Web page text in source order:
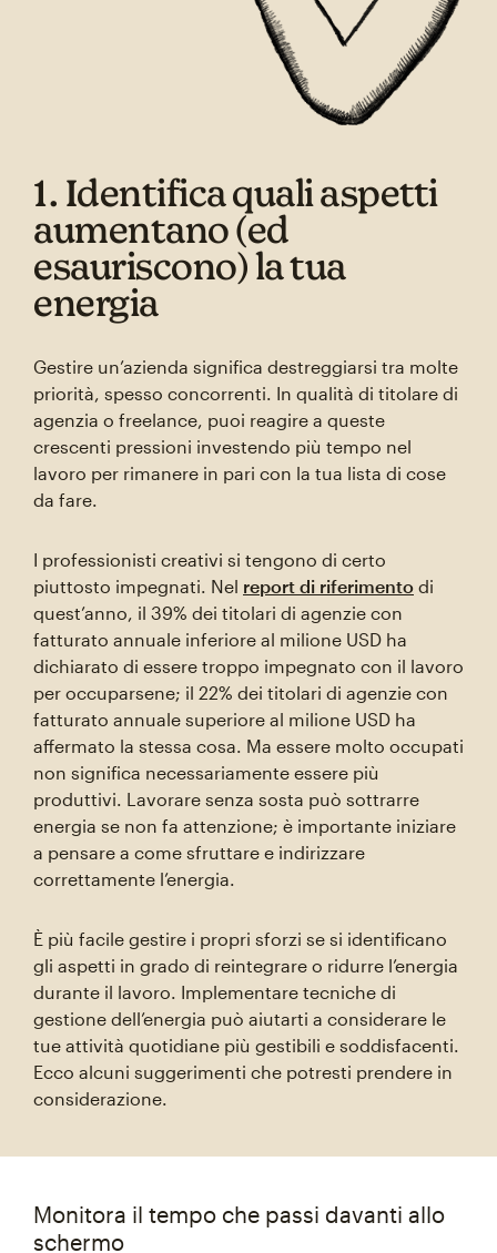
1. Identifica quali aspetti
aumentano (ed
esauriscono) la tua
energia
Gestire un’azienda significa destreggiarsi tra molte
priorità, spesso concorrenti. In qualità di titolare di
agenzia o freelance, puoi reagire a queste
crescenti pressioni investendo più tempo nel
lavoro per rimanere in pari con la tua lista di cose
da fare.
I professionisti creativi si tengono di certo
piuttosto impegnati. Nel report di riferimento di
quest’anno, il 39% dei titolari di agenzie con
fatturato annuale inferiore al milione USD ha
dichiarato di essere troppo impegnato con il lavoro
per occuparsene; il 22% dei titolari di agenzie con
fatturato annuale superiore al milione USD ha
affermato la stessa cosa. Ma essere molto occupati
non significa necessariamente essere più
produttivi. Lavorare senza sosta può sottrarre
energia se non fa attenzione; è importante iniziare
a pensare a come sfruttare e indirizzare
correttamente l’energia.
È più facile gestire i propri sforzi se si identificano
gli aspetti in grado di reintegrare o ridurre l’energia
durante il lavoro. Implementare tecniche di
gestione dell’energia può aiutarti a considerare le
tue attività quotidiane più gestibili e soddisfacenti.
Ecco alcuni suggerimenti che potresti prendere in
considerazione.
Monitora il tempo che passi davanti allo
schermo